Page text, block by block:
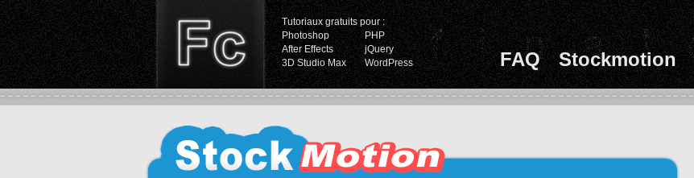
Tutoriaux gratuits pour :
Photoshop
PHP
After Effects
jQuery
3D Studio Max
WordPress FAQ Stockmotion